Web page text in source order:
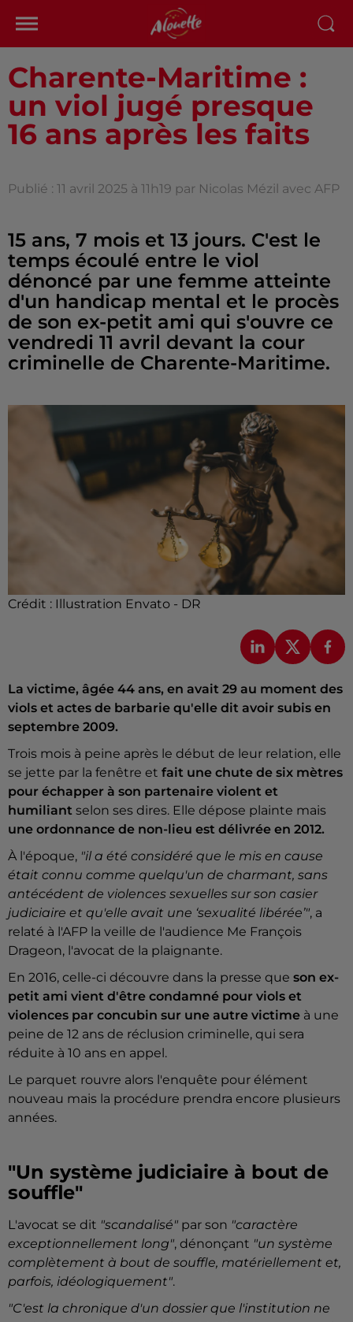
Charente-Maritime :
un viol jugé presque
16 ans après les faits
Publié : 11 avril 2025 à 11h19 par Nicolas Mézil avec AFP
15 ans, 7 mois et 13 jours. C'est le
temps écoulé entre le viol
dénoncé par une femme atteinte
d'un handicap mental et le procès
de son ex-petit ami qui s'ouvre ce
vendredi 11 avril devant la cour
criminelle de Charente-Maritime.
Crédit : Illustration Envato - DR
La victime, âgée 44 ans, en avait 29 au moment des
viols et actes de barbarie qu'elle dit avoir subis en
septembre 2009.
Trois mois à peine après le début de leur relation, elle
se jette par la fenêtre et fait une chute de six mètres
pour échapper à son partenaire violent et
humiliant selon ses dires. Elle dépose plainte mais
une ordonnance de non-lieu est délivrée en 2012.
À l'époque, "il a été considéré que le mis en cause
était connu comme quelqu'un de charmant, sans
antécédent de violences sexuelles sur son casier
judiciaire et qu'elle avait une ‘sexualité libérée’", a
relaté à l'AFP la veille de l'audience Me François
Drageon, l'avocat de la plaignante.
En 2016, celle-ci découvre dans la presse que son ex-
petit ami vient d'être condamné pour viols et
violences par concubin sur une autre victime à une
peine de 12 ans de réclusion criminelle, qui sera
réduite à 10 ans en appel.
Le parquet rouvre alors l'enquête pour élément
nouveau mais la procédure prendra encore plusieurs
années.
"Un système judiciaire à bout de
souffle"
L'avocat se dit "scandalisé" par son "caractère
exceptionnellement long", dénonçant "un système
complètement à bout de souffle, matériellement et,
parfois, idéologiquement".
"C'est la chronique d'un dossier que l'institution ne